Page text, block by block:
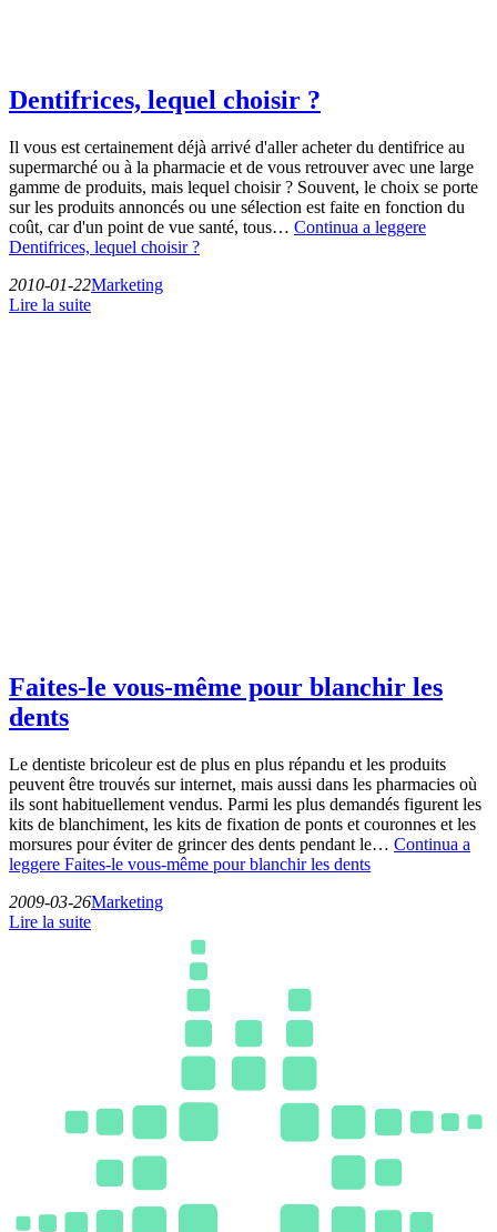
Dentifrices, lequel choisir ?
Il vous est certainement déjà arrivé d'aller acheter du dentifrice au
supermarché ou à la pharmacie et de vous retrouver avec une large
gamme de produits, mais lequel choisir ? Souvent, le choix se porte
sur les produits annoncés ou une sélection est faite en fonction du
coût, car d'un point de vue santé, tous… Continua a leggere
Dentifrices, lequel choisir ?
2010-01-22Marketing
Lire la suite
Faites-le vous-même pour blanchir les
dents
Le dentiste bricoleur est de plus en plus répandu et les produits
peuvent être trouvés sur internet, mais aussi dans les pharmacies où
ils sont habituellement vendus. Parmi les plus demandés figurent les
kits de blanchiment, les kits de fixation de ponts et couronnes et les
morsures pour éviter de grincer des dents pendant le… Continua a
leggere Faites-le vous-même pour blanchir les dents
2009-03-26Marketing
Lire la suite